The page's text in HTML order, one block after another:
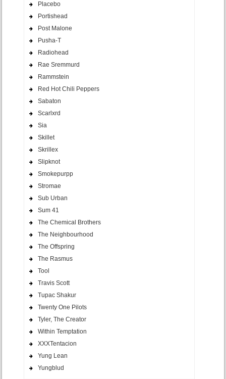
Placebo
Portishead
Post Malone
Pusha-T
Radiohead
Rae Sremmurd
Rammstein
Red Hot Chili Peppers
Sabaton
Scarlxrd
Sia
Skillet
Skrillex
Slipknot
Smokepurpp
Stromae
Sub Urban
Sum 41
The Chemical Brothers
The Neighbourhood
The Offspring
The Rasmus
Tool
Travis Scott
Tupac Shakur
Twenty One Pilots
Tyler, The Creator
Within Temptation
XXXTentacion
Yung Lean
Yungblud